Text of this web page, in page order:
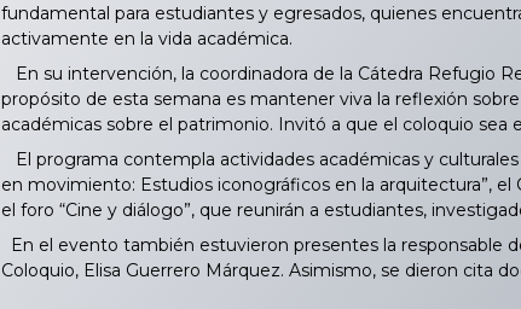
fundamental para estudiantes y egresados, quienes
activamente en la vida académica.
En su intervención, la coordinadora de la Cátedra Refugio
propósito de esta semana es mantener viva la reflexión
académicas sobre el patrimonio. Invitó a que el coloquio
El programa contempla actividades académicas y
en movimiento: Estudios iconográficos en la arquitectura”,
el foro “Cine y diálogo”, que reunirán a estudiantes,
En el evento también estuvieron presentes la responsable
Coloquio, Elisa Guerrero Márquez. Asimismo, se dieron cita